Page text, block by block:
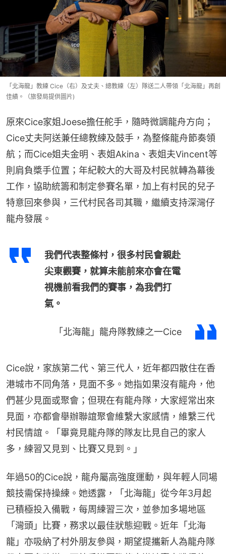
「北海龍」教練 Cice（右）及丈夫、總教練（左）隊送二人帶領「北海龍」再創
佳績。（旅發局提供圖片)
原來Cice家姐Joese擔任舵手，隨時微調龍舟方向；
Cice丈夫阿送兼任總教練及鼓手，為整條龍舟節奏領
航；而Cice姐夫金明、表姐Akina、表姐夫Vincent等
則肩負槳手位置；年紀較大的大哥及村民就轉為幕後
工作，協助統籌和制定參賽名單，加上有村民的兒子
特意回來參與，三代村民各司其職，繼續支持深灣仔
龍舟發展。
我們代表整條村，很多村民會親赴
尖東觀賽，就算未能前來亦會在電
視機前看我們的賽事，為我們打
氣。
「北海龍」龍舟隊教練之一Cice
Cice說，家族第二代、第三代人，近年都四散住在香
港城市不同角落，見面不多。她指如果沒有龍舟，他
們甚少見面或聚會；但現在有龍舟隊，大家經常出來
見面，亦都會舉辦聯誼聚會維繫大家感情，維繫三代
村民情誼。「畢竟見龍舟隊的隊友比見自己的家人
多，練習又見到、比賽又見到。」
年過50的Cice說，龍舟屬高強度運動，與年輕人同場
競技需保持操練。她透露，「北海龍」從今年3月起
已積極投入備戰，每周練習三次，並參加多場地區
「灣頭」比賽，務求以最佳狀態迎戰。近年「北海
龍」亦吸納了村外朋友參與，期望提攜新人為龍舟隊